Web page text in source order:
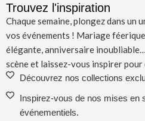
Trouvez l'inspiration
Chaque semaine, plongez dans un
vos événements ! Mariage
élégante, anniversaire
scène et laissez-vous inspirer pour
Découvrez nos collections
Inspirez-vous de nos mises en
événementiels.